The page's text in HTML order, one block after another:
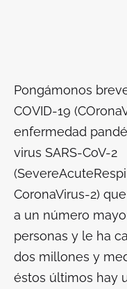
Pongámonos
COVID-19 (
enfermedad
virus SARS-CoV-2
(
CoronaVirus-2)
a un número
personas y le ha
dos millones y
éstos últimos hay